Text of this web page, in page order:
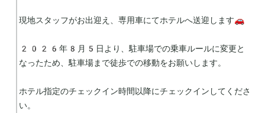
現地スタッフがお出迎え、専用車にてホテルへ送迎します🚗
2026年8月5日より、駐車場での乗車ルールに変更と
なったため、駐車場まで徒歩での移動をお願いします。
ホテル指定のチェックイン時間以降にチェックインしてくださ
い。